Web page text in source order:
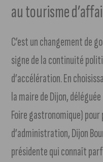
au tourisme
C’est un changement de
signe de la continuité
d’accélération. En
la maire de Dijon,
Foire gastronomique)
d’administration, Dijon
présidente qui connaît